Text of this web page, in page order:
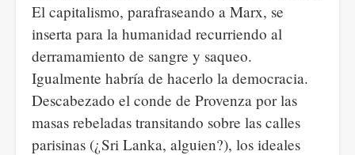
El capitalismo, parafraseando a Marx, se
inserta para la humanidad recurriendo al
derramamiento de sangre y saqueo.
Igualmente habría de hacerlo la democracia.
Descabezado el conde de Provenza por las
masas rebeladas transitando sobre las calles
parisinas (¿Sri Lanka, alguien?), los ideales